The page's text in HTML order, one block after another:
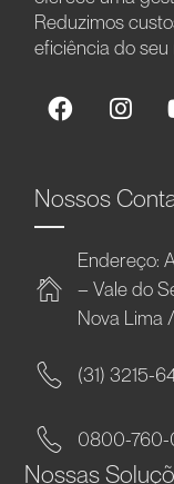
Reduzimos
eficiência do seu
Nossos
Endereço:
– Vale do
Nova Lima
(31) 3215-
0800-760-
Nossas